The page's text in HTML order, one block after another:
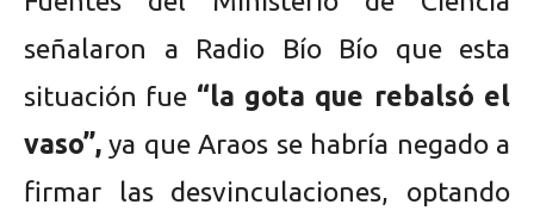
señalaron a Radio Bío Bío que esta
situación fue “la gota que rebalsó el
vaso”, ya que Araos se habría negado a
firmar las desvinculaciones, optando